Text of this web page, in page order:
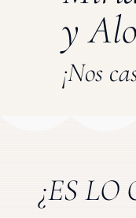
y
¡Nos
¿ES LO